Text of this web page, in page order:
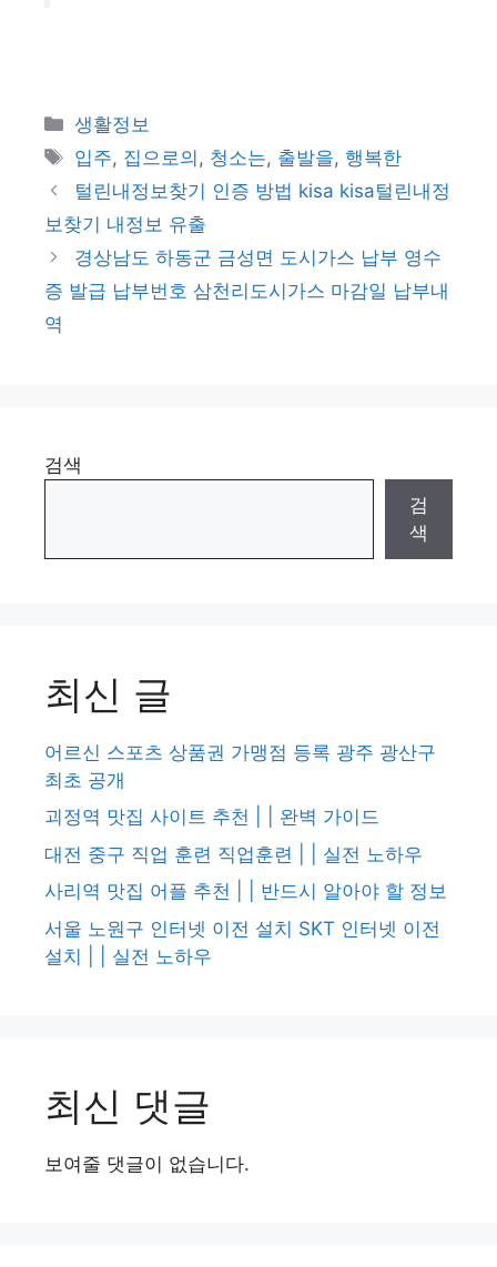
카
테
고
리
생활정보
태
그
입주, 집으로의 , 청소는, 출발을, 행복한
털린내정보찾기 인증 방법 kisa kisa털린내정
보찾기 내정보 유출
경상남도 하동군 금성면 도시가스 납부 영수
증 발급 납부번호 삼천리도시가스 마감일 납부내
역
검색
검
색
최신 글
어르신 스포츠 상품권 가맹점 등록 광주 광산구
최초 공개
괴정역 맛집 사이트 추천 | | 완벽 가이드
대전 중구 직업 훈련 직업훈련 | | 실전 노하우
사리역 맛집 어플 추천 | | 반드시 알아야 할 정보
서울 노원구 인터넷 이전 설치 SKT 인터넷 이전
설치 | | 실전 노하우
최신 댓글
보여줄 댓글이 없습니다.